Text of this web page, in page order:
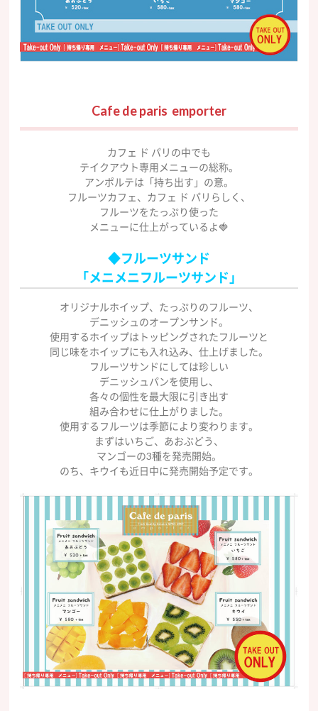
Cafe de paris emporter
カフェ ド パリの中でも
テイクアウト専用メニューの総称。
アンポルテは「持ち出す」の意。
フルーツカフェ、カフェ ド パリらしく、
フルーツをたっぷり使った
メニューに仕上がっているよ🍓
◆フルーツサンド
「メニメニフルーツサンド」
オリジナルホイップ、たっぷりのフルーツ、
デニッシュのオープンサンド。
使用するホイップはトッピングされたフルーツと
同じ味をホイップにも入れ込み、仕上げました。
フルーツサンドにしては珍しい
デニッシュパンを使用し、
各々の個性を最大限に引き出す
組み合わせに仕上がりました。
使用するフルーツは季節により変わります。
まずはいちご、あおぶどう、
マンゴーの3種を発売開始。
のち、キウイも近日中に発売開始予定です。